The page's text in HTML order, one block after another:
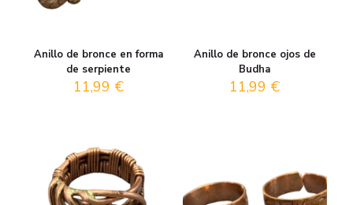
Anillo de bronce en forma
de serpiente
11,99 €
Anillo de bronce ojos de
Budha
11,99 €